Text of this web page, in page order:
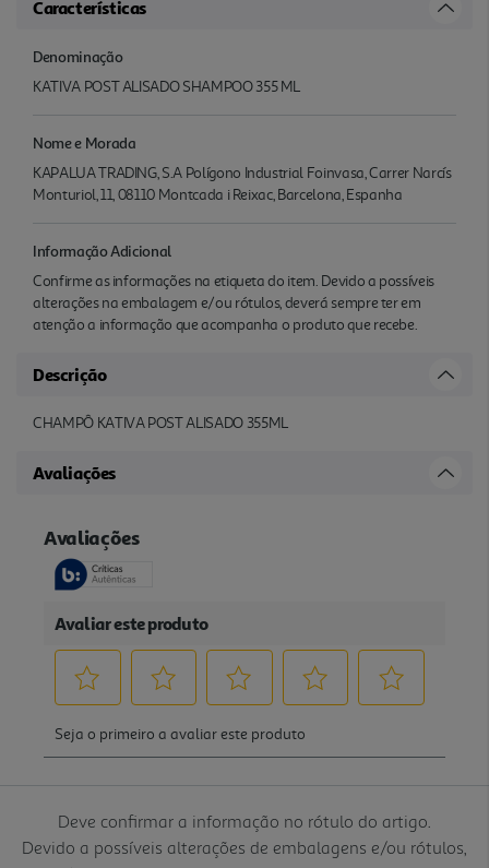
Características
Denominação
KATIVA POST ALISADO SHAMPOO 355 ML
Nome e Morada
KAPALUA TRADING, S.A Polígono Industrial Foinvasa, Carrer Narcís
Monturiol, 11, 08110 Montcada i Reixac, Barcelona, Espanha
Informação Adicional
Confirme as informações na etiqueta do item. Devido a possíveis
alterações na embalagem e/ou rótulos, deverá sempre ter em
atenção a informação que acompanha o produto que recebe.
Descrição
CHAMPÔ KATIVA POST ALISADO 355ML
Avaliações
Deve confirmar a informação no rótulo do artigo.
Devido a possíveis alterações de embalagens e/ou rótulos,